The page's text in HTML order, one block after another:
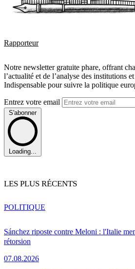
Rapporteur
Notre newsletter gratuite phare, offrant
l’actualité et de l’analyse des institutions
Indispensable pour suivre la politique
Entrez votre email
S'abonner
Loading...
LES PLUS RÉCENTS
Sánchez riposte contre Meloni : l'Italie
rétorsion
07.08.2026
POLITIQUE